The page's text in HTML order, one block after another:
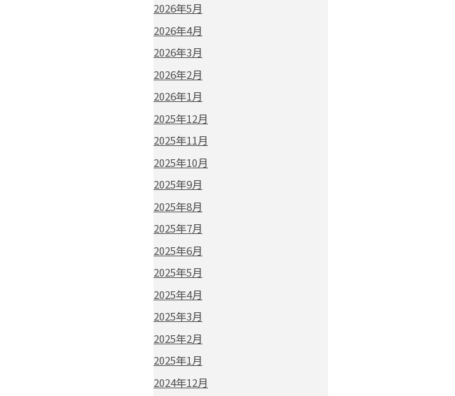
2026年5月
2026年4月
2026年3月
2026年2月
2026年1月
2025年12月
2025年11月
2025年10月
2025年9月
2025年8月
2025年7月
2025年6月
2025年5月
2025年4月
2025年3月
2025年2月
2025年1月
2024年12月